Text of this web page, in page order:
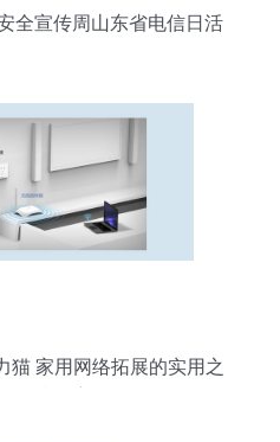
全宣传周山东省电信日活
猫 家用网络拓展的实用之